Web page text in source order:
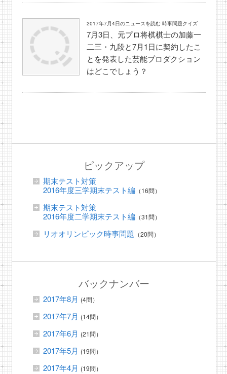
2017年7月4日のニュースを読む 時事問題クイズ
7月3日、元プロ将棋棋士の加藤一
二三・九段と7月1日に契約したこ
とを発表した芸能プロダクション
はどこでしょう？
ピックアップ
期末テスト対策
2016年度三学期末テスト編（16問）
期末テスト対策
2016年度二学期末テスト編（31問）
リオオリンピック時事問題 （20問）
バックナンバー
2017年8月 (4問）
2017年7月 (14問）
2017年6月 (21問）
2017年5月 (19問）
2017年4月 (19問）